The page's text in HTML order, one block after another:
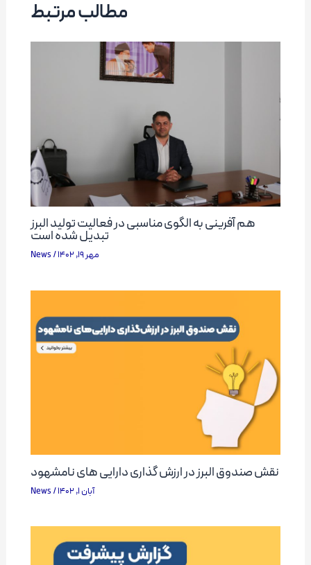
مطالب مرتبط
هم آفرینی به الگوی مناسبی در فعالیت تولید البرز
تبدیل شده است
News / مهر 19, 1402
نقش صندوق البرز در ارزش گذاری دارایی های نامشهود
News / آبان 1, 1402